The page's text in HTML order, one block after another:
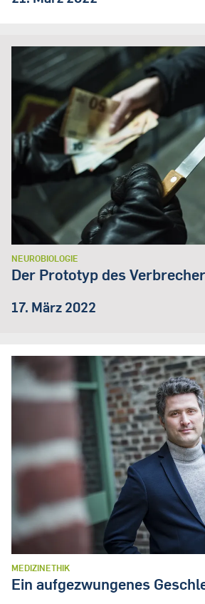
NEUROBIOLOGIE
Der Prototyp des
17. März 2022
MEDIZINETHIK
Ein aufgezwungenes